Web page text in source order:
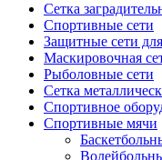
Сетка
Спортивные сети
Защитные сети
Маскировочная
Рыболовные сети
Сетка
Спортивное
Спортивные мячи